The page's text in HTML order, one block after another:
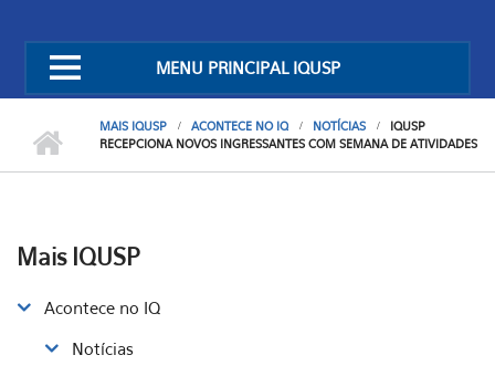
MENU PRINCIPAL IQUSP
MAIS IQUSP ACONTECE NO IQ NOTÍCIAS
IQUSP
RECEPCIONA NOVOS INGRESSANTES COM SEMANA DE ATIVIDADES
Mais IQUSP
Acontece no IQ
Notícias